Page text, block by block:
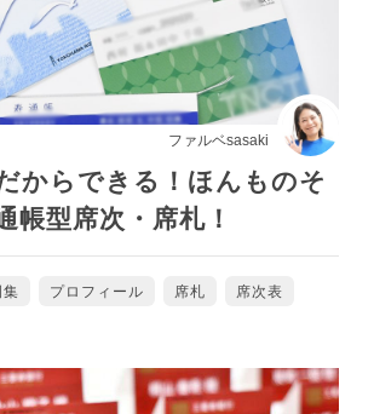
ファルベsasaki
からできる！ほんものそ
帳型席次・席札！
集 プロフィール 席札 席次表